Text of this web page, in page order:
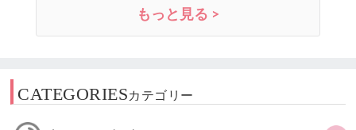
もっと見る >
CATEGORIESカテゴリー